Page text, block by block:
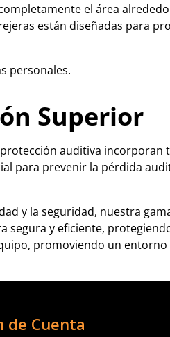
el área
están diseñadas para
personales.
Superior
auditiva incorporan
para prevenir la pérdida
y la seguridad, nuestra
segura y eficiente,
promoviendo un
de Cuenta